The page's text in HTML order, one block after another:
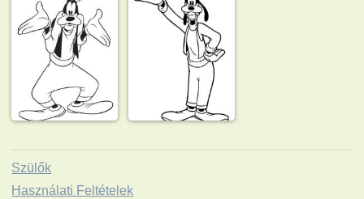
Szülők
Használati Feltételek